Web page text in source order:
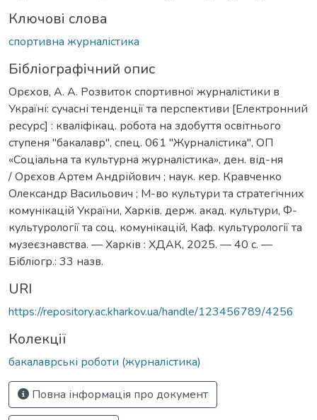
Ключові слова
спортивна журналістика
Бібліографічний опис
Орєхов, А. А. Розвиток спортивної журналістики в
Україні: сучасні тенденції та перспективи [Електронний
ресурс] : кваліфікац. робота на здобуття освітнього
ступеня "бакалавр", спец. 061 "Журналістика", ОП
«Соціальна та культурна журналістика», ден. від-ня
/ Орєхов Артем Андрійович ; наук. кер. Кравченко
Олександр Васильович ; М-во культури та стратегічних
комунікацій України, Харків. держ. акад. культури, Ф-
культурології та соц. комунікацій, Каф. культурології та
музеєзнавства. — Харків : ХДАК, 2025. — 40 с. —
Бібліогр.: 33 назв.
URI
https://repository.ac.kharkov.ua/handle/123456789/4256
Колекції
бакалаврські роботи (журналістика)
Повна інформація про документ